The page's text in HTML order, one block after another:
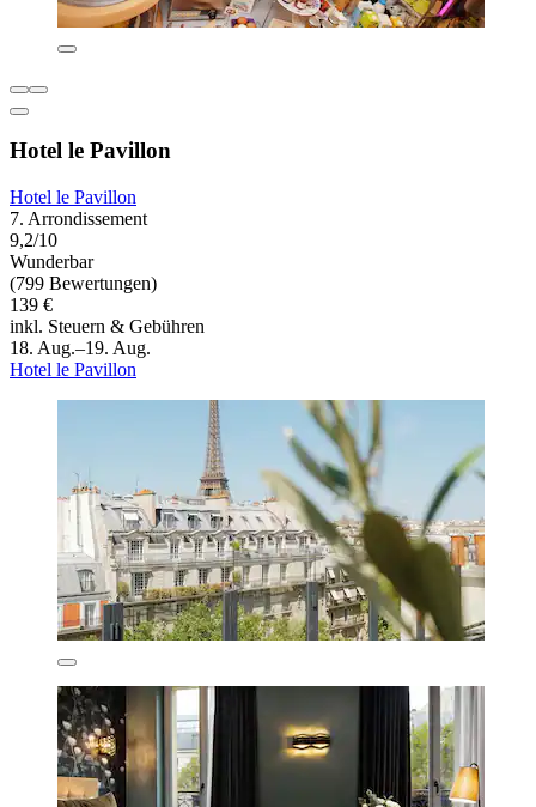
Hotel le Pavillon
Hotel le Pavillon
7. Arrondissement
9,2/10
Wunderbar
(799 Bewertungen)
139 €
inkl. Steuern & Gebühren
18. Aug.–19. Aug.
Hotel le Pavillon